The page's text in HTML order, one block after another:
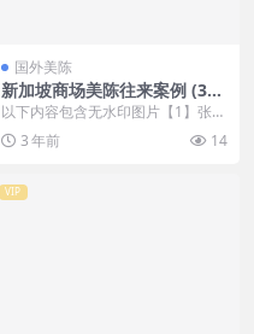
国外美陈
新加坡商场美陈往来案例 (382
8)南通市超市美陈
以下内容包含无水印图片【1】张
，开通会员无障碍浏览 开通VIP会
员 3 年前 14
VIP